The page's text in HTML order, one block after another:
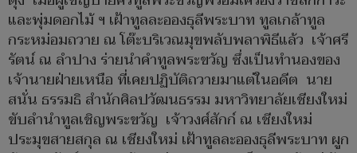
และพุ่มดอกไม้ ฯ เฝ้าทูลละอองธุลีพระบาท ทูลเกล้าทูล
กระหม่อมถวาย ณ โต๊ะบริเวณมุขพลับพลาพิธีแล้ว เจ้าศรี
รัตน์ ณ ลำปาง ร่ายนำคำทูลพระขวัญ ซึ่งเป็นทำนองของ
เจ้านายฝ่ายเหนือ ที่เคยปฏิบัติถวายมาแต่ในอดีต นาย
สนั่น ธรรมธิ สำนักศิลปวัฒนธรรม มหาวิทยาลัยเชียงใหม่
ขับลำนำทูลเชิญพระขวัญ เจ้าวงศ์สักก์ ณ เชียงใหม่
ประมุขสายสกุล ณ เชียงใหม่ เฝ้าทูลละอองธุลีพระบาท ผูก